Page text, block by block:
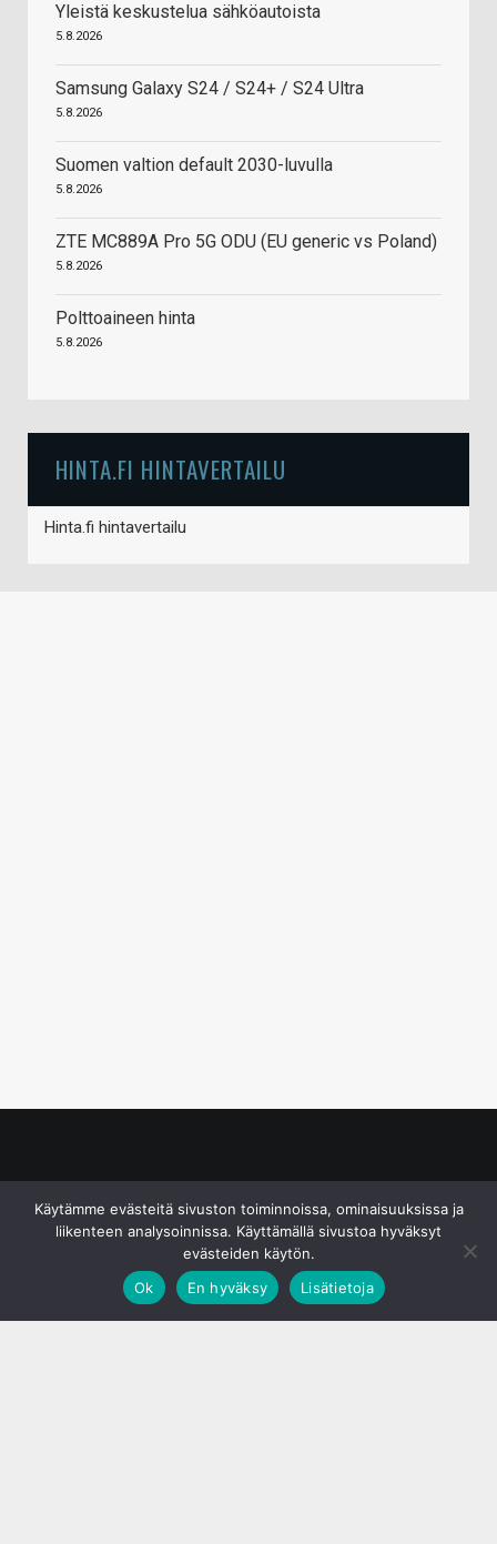
Yleistä keskustelua sähköautoista
5.8.2026
Samsung Galaxy S24 / S24+ / S24 Ultra
5.8.2026
Suomen valtion default 2030-luvulla
5.8.2026
ZTE MC889A Pro 5G ODU (EU generic vs Poland)
5.8.2026
Polttoaineen hinta
5.8.2026
HINTA.FI HINTAVERTAILU
Hinta.fi hintavertailu
Käytämme evästeitä sivuston toiminnoissa, ominaisuuksissa ja
liikenteen analysoinnissa. Käyttämällä sivustoa hyväksyt
evästeiden käytön.
Ok
En hyväksy Lisätietoja